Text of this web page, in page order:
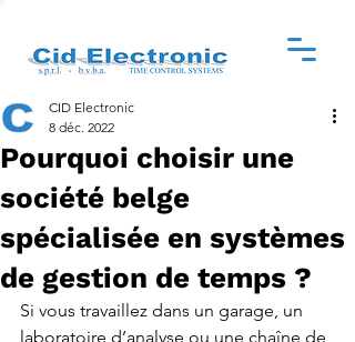
Pourquoi choisir une
société belge
spécialisée en systèmes
de gestion de temps ?
CID Electronic
8 déc. 2022
Si vous travaillez dans un garage, un
laboratoire d’analyse ou une chaîne de